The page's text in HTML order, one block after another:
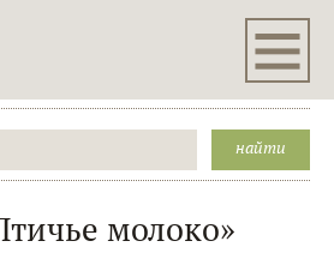
молоко»